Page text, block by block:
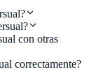
con otras
correctamente?